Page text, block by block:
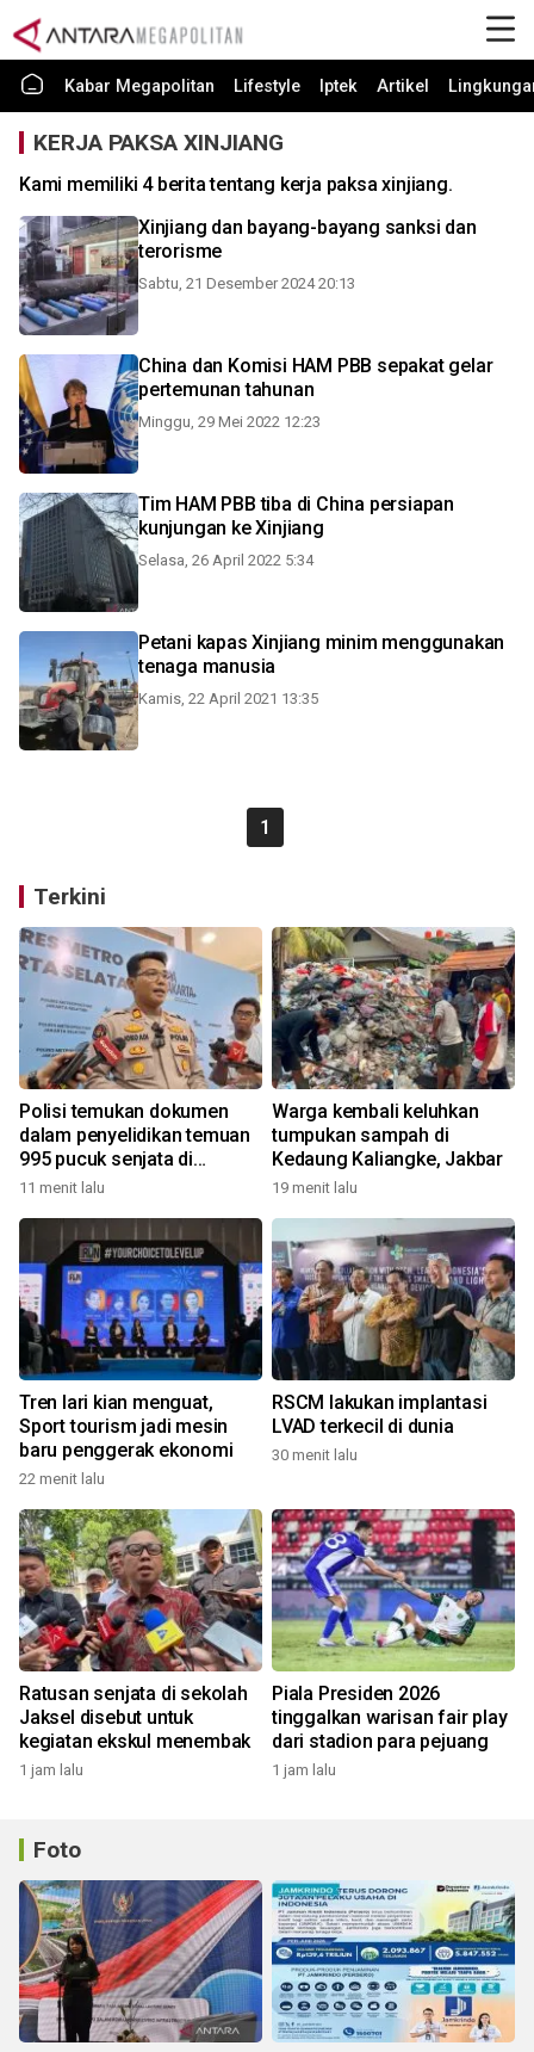
Kabar Megapolitan Lifestyle Iptek Artikel
KERJA PAKSA XINJIANG
Kami memiliki 4 berita tentang kerja paksa xinjiang.
Xinjiang dan bayang-bayang sanksi dan
terorisme
Sabtu, 21 Desember 2024 20:13
China dan Komisi HAM PBB sepakat gelar
pertemunan tahunan
Minggu, 29 Mei 2022 12:23
Tim HAM PBB tiba di China persiapan
kunjungan ke Xinjiang
Selasa, 26 April 2022 5:34
Petani kapas Xinjiang minim menggunakan
tenaga manusia
Kamis, 22 April 2021 13:35
1
Terkini
Polisi temukan dokumen
dalam penyelidikan temuan
995 pucuk senjata di
sekolah
11 menit lalu
Warga kembali keluhkan
tumpukan sampah di
Kedaung Kaliangke, Jakbar
19 menit lalu
Tren lari kian menguat,
Sport tourism jadi mesin
baru penggerak ekonomi
22 menit lalu
RSCM lakukan implantasi
LVAD terkecil di dunia
30 menit lalu
Ratusan senjata di sekolah
Jaksel disebut untuk
kegiatan ekskul menembak
1 jam lalu
Piala Presiden 2026
tinggalkan warisan fair play
dari stadion para pejuang
1 jam lalu
Foto